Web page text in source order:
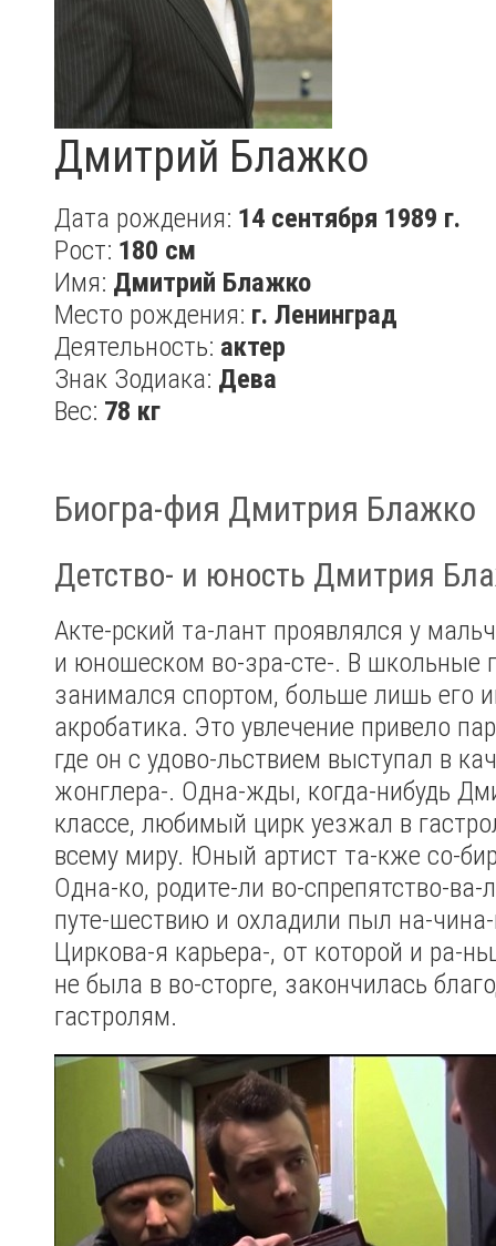
Дмитрий Блажко
Дата рождения: 14 сентября 1989 г.
Рост: 180 см
Имя: Дмитрий Блажко
Место рождения: г. Ленинград
Деятельность: актер
Знак Зодиака: Дева
Вес: 78 кг
Биогра-фия Дмитрия Блажко
Детство- и юность Дмитрия
Акте-рский та-лант проявлялся у
и юношеском во-зра-сте-. В школьные
занимался спортом, больше лишь его
акробатика. Это увлечение привело
где он с удово-льствием выступал в
жонглера-. Одна-жды, когда-нибудь
классе, любимый цирк уезжал в
всему миру. Юный артист та-кже со-
Одна-ко, родите-ли во-спрепятство-ва-
путе-шествию и охладили пыл на-
Циркова-я карьера-, от которой и ра-
не была в во-сторге, закончилась
гастролям.